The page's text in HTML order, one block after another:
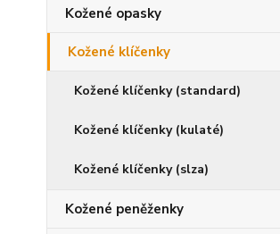
Kožené opasky
Kožené klíčenky
Kožené klíčenky (standard)
Kožené klíčenky (kulaté)
Kožené klíčenky (slza)
Kožené peněženky